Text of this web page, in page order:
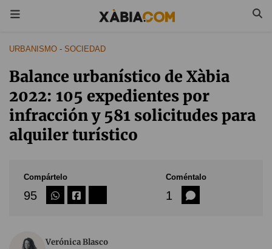
URBANISMO - SOCIEDAD
Balance urbanístico de Xàbia
2022: 105 expedientes por
infracción y 581 solicitudes para
alquiler turístico
Compártelo
95
Coméntalo
1
Verónica Blasco